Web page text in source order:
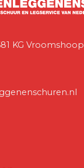
KG Vroomshoop